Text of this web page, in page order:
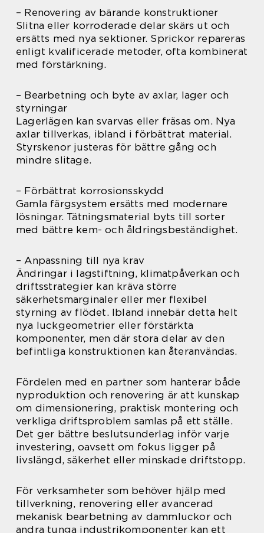
– Renovering av bärande konstruktioner
Slitna eller korroderade delar skärs ut och
ersätts med nya sektioner. Sprickor repareras
enligt kvalificerade metoder, ofta kombinerat
med förstärkning.
– Bearbetning och byte av axlar, lager och
styrningar
Lagerlägen kan svarvas eller fräsas om. Nya
axlar tillverkas, ibland i förbättrat material.
Styrskenor justeras för bättre gång och
mindre slitage.
– Förbättrat korrosionsskydd
Gamla färgsystem ersätts med modernare
lösningar. Tätningsmaterial byts till sorter
med bättre kem- och åldringsbeständighet.
– Anpassning till nya krav
Ändringar i lagstiftning, klimatpåverkan och
driftsstrategier kan kräva större
säkerhetsmarginaler eller mer flexibel
styrning av flödet. Ibland innebär detta helt
nya luckgeometrier eller förstärkta
komponenter, men där stora delar av den
befintliga konstruktionen kan återanvändas.
Fördelen med en partner som hanterar både
nyproduktion och renovering är att kunskap
om dimensionering, praktisk montering och
verkliga driftsproblem samlas på ett ställe.
Det ger bättre beslutsunderlag inför varje
investering, oavsett om fokus ligger på
livslängd, säkerhet eller minskade driftstopp.
För verksamheter som behöver hjälp med
tillverkning, renovering eller avancerad
mekanisk bearbetning av dammluckor och
andra tunga industrikomponenter kan ett